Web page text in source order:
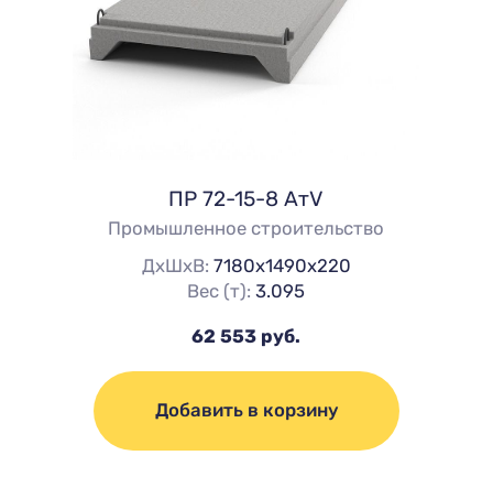
ПР 72-15-8 АтV
Промышленное строительство
ДхШхВ: 7180х1490х220
Вес (т):3.095
62 553 руб.
Добавить в корзину